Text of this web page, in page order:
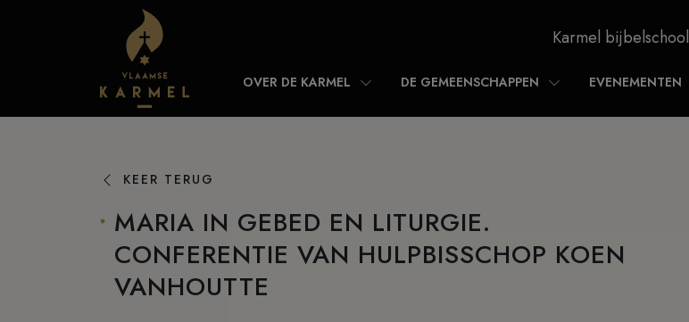
Karmel bijbelschool
OVER DE KARMEL DE GEMEENSCHAPPEN EVENEMENTEN
KEER TERUG
MARIA IN GEBED EN LITURGIE.
CONFERENTIE VAN HULPBISSCHOP KOEN
VANHOUTTE